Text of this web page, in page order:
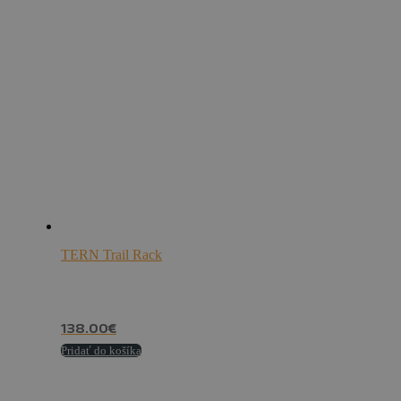
TERN Trail Rack
138.00€
Pridať do košíka